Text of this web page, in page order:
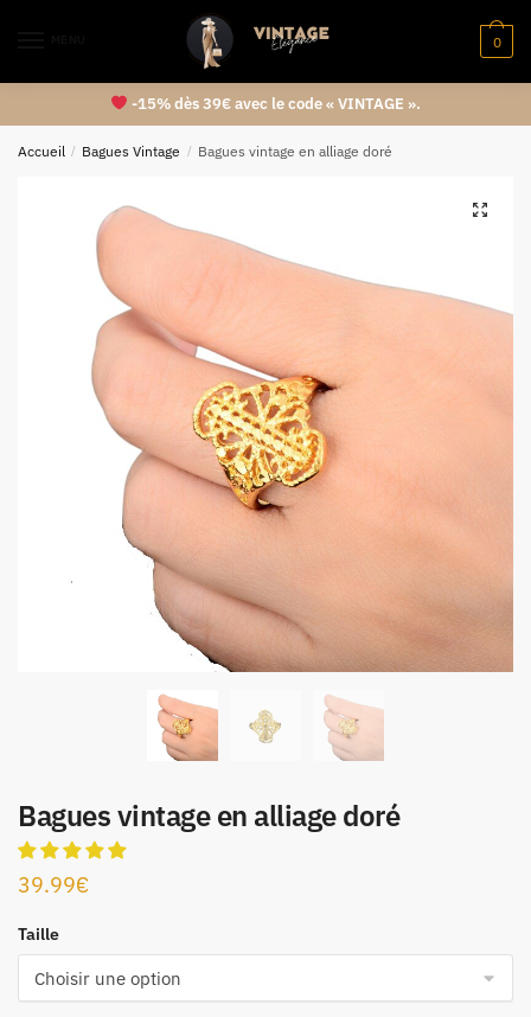
0
-15% dès 39€ avec le code « VINTAGE ».
Accueil / Bagues Vintage / Bagues vintage en alliage doré
Bagues vintage en alliage doré
39.99€
Taille